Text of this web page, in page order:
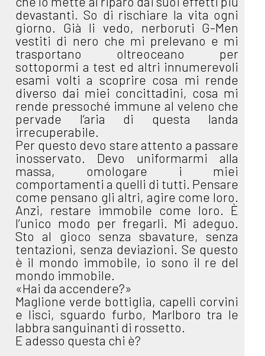
devastanti. So di rischiare la vita ogni
giorno. Già li vedo, nerboruti G-Men
vestiti di nero che mi prelevano e mi
trasportano oltreoceano per
sottopormi a test ed altri innumerevoli
esami volti a scoprire cosa mi rende
diverso dai miei concittadini, cosa mi
rende pressoché immune al veleno che
pervade l’aria di questa landa
irrecuperabile.
Per questo devo stare attento a passare
inosservato. Devo uniformarmi alla
massa, omologare i miei
comportamenti a quelli di tutti. Pensare
come pensano gli altri, agire come loro.
Anzi, restare immobile come loro. È
l’unico modo per fregarli. Mi adeguo.
Sto al gioco senza sbavature, senza
tentazioni, senza deviazioni. Se questo
è il mondo immobile, io sono il re del
mondo immobile.
«Hai da accendere?»
Maglione verde bottiglia, capelli corvini
e lisci, sguardo furbo, Marlboro tra le
labbra sanguinanti di rossetto.
E adesso questa chi è?